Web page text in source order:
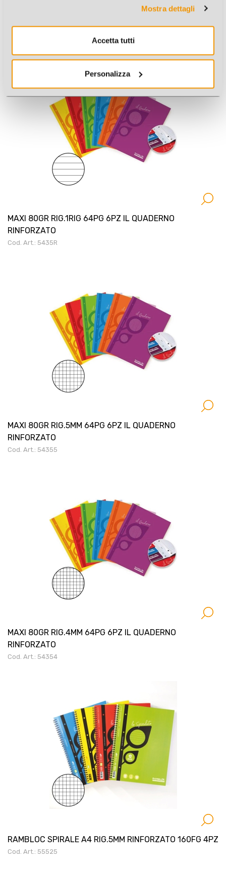
Mostra dettagli
Accetta tutti
Personalizza
RAMBLOC 4PZ A4 4MM RINFORZATO
MAXI 80GR RIG.1RIG 64PG 6PZ IL QUADERNO
RINFORZATO
Cod. Art.: 5435R
MAXI 80GR RIG.5MM 64PG 6PZ IL QUADERNO
RINFORZATO
Cod. Art.: 54355
MAXI 80GR RIG.4MM 64PG 6PZ IL QUADERNO
RINFORZATO
Cod. Art.: 54354
RAMBLOC SPIRALE A4 RIG.5MM RINFORZATO 160FG 4PZ
Cod. Art.: 55525